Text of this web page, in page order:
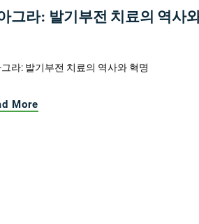
그라: 발기부전 치료의 역사
라: 발기부전 치료의 역사와 혁명
More